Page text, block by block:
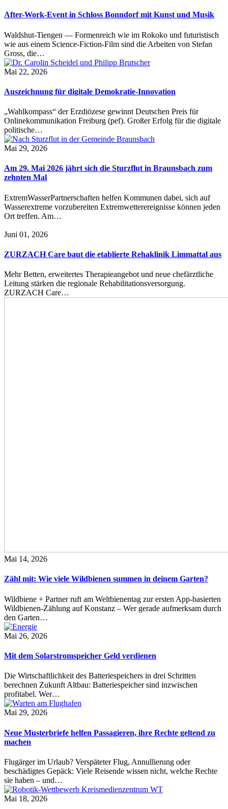
After-Work-Event in Schloss Bonndorf mit Kunst und Musik
Waldshut-Tiengen — Formenreich wie im Rokoko und futuristisch
wie aus einem Science-Fiction-Film sind die Arbeiten von Stefan
Gross, die…
Mai 22, 2026
Auszeichnung für digitale Demokratie-Innovation
„Wahlkompass“ der Erzdiözese gewinnt Deutschen Preis für
Onlinekommunikation Freiburg (pef). Großer Erfolg für die digitale
politische…
Mai 29, 2026
Am 29. Mai 2026 jährt sich die Sturzflut in Braunsbach zum
zehnten Mal
ExtremWasserPartnerschaften helfen Kommunen dabei, sich auf
Wasserextreme vorzubereiten Extremwetterereignisse können jeden
Ort treffen. Am…
Juni 01, 2026
ZURZACH Care baut die etablierte Rehaklinik Limmattal aus
Mehr Betten, erweitertes Therapieangebot und neue chefärztliche
Leitung stärken die regionale Rehabilitationsversorgung.
ZURZACH Care…
Mai 14, 2026
Zähl mit: Wie viele Wildbienen summen in deinem Garten?
Wildbiene + Partner ruft am Weltbienentag zur ersten App-basierten
Wildbienen-Zählung auf Konstanz – Wer gerade aufmerksam durch
den Garten…
Mai 26, 2026
Mit dem Solarstromspeicher Geld verdienen
Die Wirtschaftlichkeit des Batteriespeichers in drei Schritten
berechnen Zukunft Altbau: Batteriespeicher sind inzwischen
profitabel. Wer…
Mai 29, 2026
Neue Musterbriefe helfen Passagieren, ihre Rechte geltend zu
machen
Flugärger im Urlaub? Verspäteter Flug, Annullierung oder
beschädigtes Gepäck: Viele Reisende wissen nicht, welche Rechte
sie haben – und…
Mai 18, 2026